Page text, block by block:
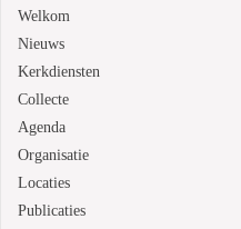
Welkom
Nieuws
Kerkdiensten
Collecte
Agenda
Organisatie
Locaties
Publicaties